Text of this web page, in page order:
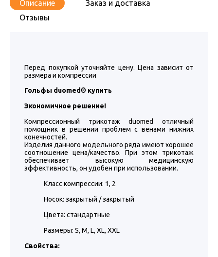
Описание
Заказ и доставка
Отзывы
Перед покупкой уточняйте цену. Цена зависит от
размера и компрессии
Гольфы duomed® купить
Экономичное решение!
Компрессионный трикотаж duomed отличный
помощник в решении проблем с венами нижних
конечностей.
Изделия данного модельного ряда имеют хорошее
соотношение цена/качество. При этом трикотаж
обеспечивает высокую медицинскую
эффективность, он удобен при использовании.
Класс компрессии: 1, 2
Носок: закрытый / закрытый
Цвета: стандартные
Размеры: S, M, L, XL, XXL
Свойства: